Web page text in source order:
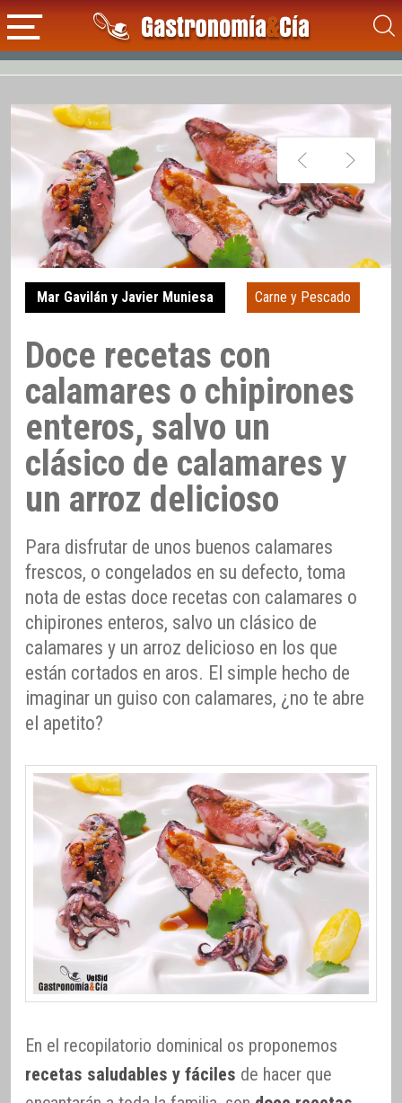
Mar Gavilán y Javier Muniesa Carne y Pescado
Doce recetas con
calamares o chipirones
enteros, salvo un
clásico de calamares y
un arroz delicioso
Para disfrutar de unos buenos calamares
frescos, o congelados en su defecto, toma
nota de estas doce recetas con calamares o
chipirones enteros, salvo un clásico de
calamares y un arroz delicioso en los que
están cortados en aros. El simple hecho de
imaginar un guiso con calamares, ¿no te abre
el apetito?
En el recopilatorio dominical os proponemos
recetas saludables y fáciles de hacer que